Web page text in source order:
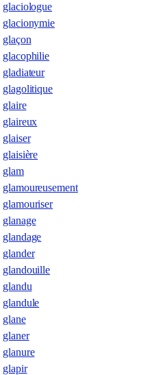
glaciologue
glacionymie
glaçon
glacophilie
gladiateur
glagolitique
glaire
glaireux
glaiser
glaisière
glam
glamoureusement
glamouriser
glanage
glandage
glander
glandouille
glandu
glandule
glane
glaner
glanure
glapir